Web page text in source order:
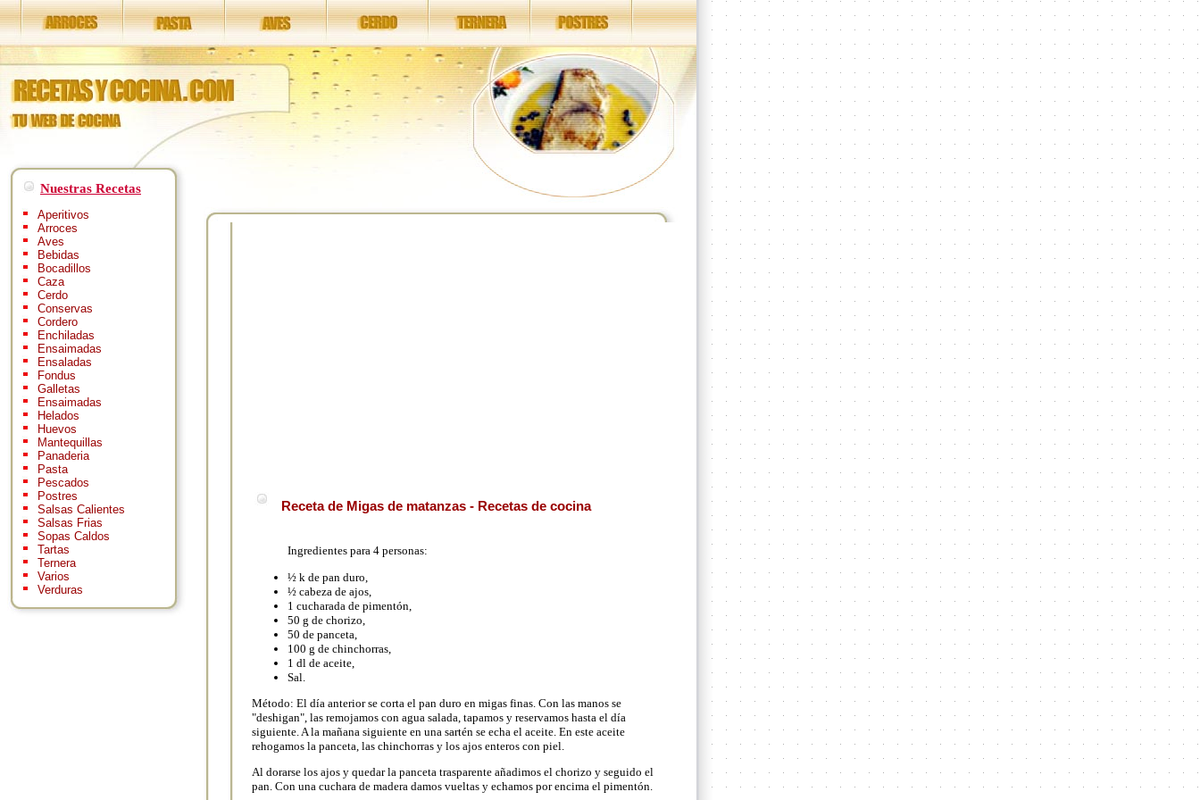
Nuestras Recetas
Aperitivos
Arroces
Aves
Bebidas
Bocadillos
Caza
Cerdo
Conservas
Cordero
Enchiladas
Ensaimadas
Ensaladas
Fondus
Galletas
Ensaimadas
Helados
Huevos
Mantequillas
Panaderia
Pasta
Pescados
Postres
Salsas Calientes
Salsas Frias
Sopas Caldos
Tartas
Ternera
Varios
Verduras
Receta de Migas de matanzas - Recetas de cocina
Ingredientes para 4 personas:
½ k de pan duro,
½ cabeza de ajos,
1 cucharada de pimentón,
50 g de chorizo,
50 de panceta,
100 g de chinchorras,
1 dl de aceite,
Sal.
Método: El día anterior se corta el pan duro en migas finas. Con las manos se
"deshigan", las remojamos con agua salada, tapamos y reservamos hasta el día
siguiente. A la mañana siguiente en una sartén se echa el aceite. En este aceite
rehogamos la panceta, las chinchorras y los ajos enteros con piel.
Al dorarse los ajos y quedar la panceta trasparente añadimos el chorizo y seguido el
pan. Con una cuchara de madera damos vueltas y echamos por encima el pimentón.